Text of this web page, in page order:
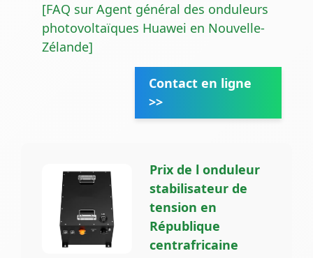
[FAQ sur Agent général des onduleurs
photovoltaïques Huawei en Nouvelle-
Zélande]
Contact en ligne
>>
Prix de l onduleur
stabilisateur de
tension en
République
centrafricaine